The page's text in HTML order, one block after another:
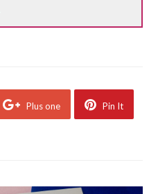
Plus one Pin It